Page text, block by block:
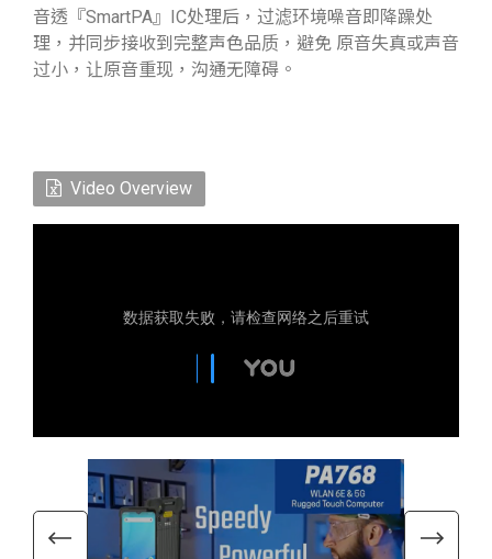
音透『SmartPA』IC处理后，过滤环境噪音即降躁处
理，并同步接收到完整声色品质，避免 原音失真或声音
过小，让原音重现，沟通无障碍。
Video Overview